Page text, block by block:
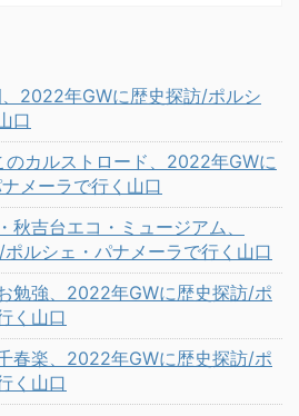
2022年GWに歴史探訪/ポルシ
口
カルストロード、2022年GWに
メーラで行く山口
秋吉台エコ・ミュージアム、
ルシェ・パナメーラで行く山口
勉強、2022年GWに歴史探訪/ポ
く山口
春楽、2022年GWに歴史探訪/ポ
く山口